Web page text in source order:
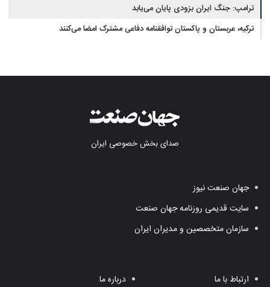
ترامپ: جنگ ایران بزودی پایان می‌یابد
ترکیه، عربستان و پاکستان توافقنامه دفاعی مشترک امضا می‌کنند
صدای بخش خصوصی ایران
جهان صنعت نیوز
سایت قدیمی روزنامه جهان صنعت
سازمان متخصصین و مدیران ایران
ارتباط با ما درباره ما